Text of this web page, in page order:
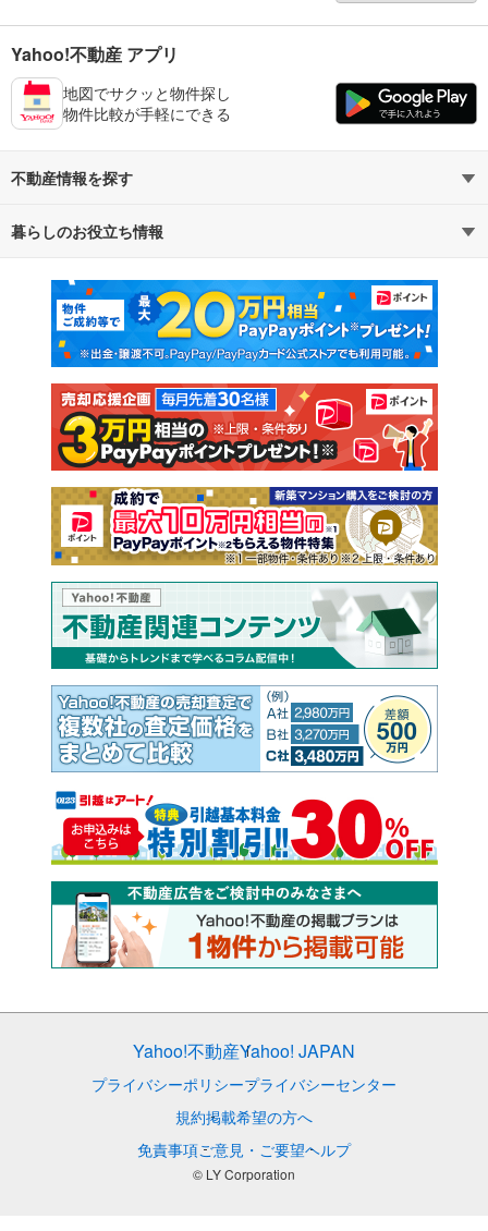
Yahoo!不動産 アプリ
地図でサクッと物件探し
物件比較が手軽にできる
不動産情報を探す
不動産・住宅
新築マンション 中古マンション
新築一戸建て 中古一戸建て
注文住宅 土地
売却査定
暮らしのお役立ち情報
マンションカタログ 教えて！住まいの先生
Yahoo!不動産Yahoo! JAPAN
プライバシーポリシープライバシーセンター
規約掲載希望の方へ
免責事項ご意見・ご要望ヘルプ
© LY Corporation